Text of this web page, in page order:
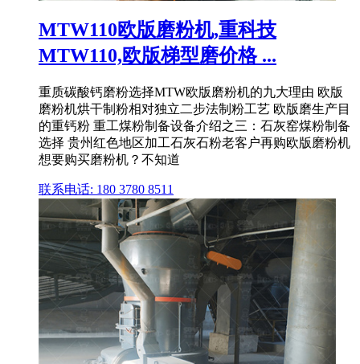
MTW110欧版磨粉机,重科技
MTW110,欧版梯型磨价格 ...
重质碳酸钙磨粉选择MTW欧版磨粉机的九大理由 欧版
磨粉机烘干制粉相对独立二步法制粉工艺 欧版磨生产目
的重钙粉 重工煤粉制备设备介绍之三：石灰窑煤粉制备
选择 贵州红色地区加工石灰石粉老客户再购欧版磨粉机
想要购买磨粉机？不知道
联系电话: 180 3780 8511